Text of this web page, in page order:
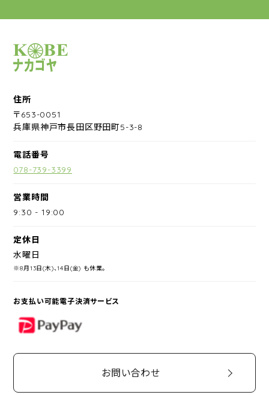
サイクルショップナカゴヤ
住所
〒653-0051
兵庫県神戸市長田区野田町5-3-8
電話番号
078-739-3399
営業時間
9:30 -19:00
定休日
水曜日
※8月13日(木)、14日(金) も休業。
お支払い可能電子決済サービス
PayPay
お問い合わせ